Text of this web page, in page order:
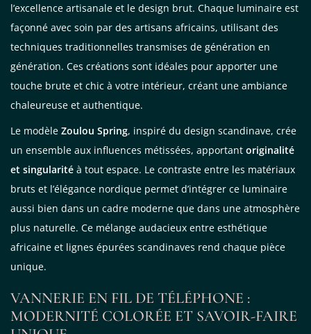
l’excellence artisanale et le design brut. Chaque luminaire est
façonné avec soin par des artisans africains, utilisant des
techniques traditionnelles transmises de génération en
génération. Ces créations sont idéales pour apporter une
touche brute et chic à votre intérieur, créant une ambiance
chaleureuse et authentique.
Le modèle Zoulou Spring, inspiré du design scandinave, crée
un ensemble aux influences métissées, apportant originalité
et singularité à tout espace. Le contraste entre les matériaux
bruts et l’élégance nordique permet d’intégrer ce luminaire
aussi bien dans un cadre moderne que dans une atmosphère
plus naturelle. Ce mélange audacieux entre esthétique
africaine et lignes épurées scandinaves rend chaque pièce
unique.
VANNERIE EN FIL DE TÉLÉPHONE :
MODERNITÉ COLORÉE ET SAVOIR-FAIRE